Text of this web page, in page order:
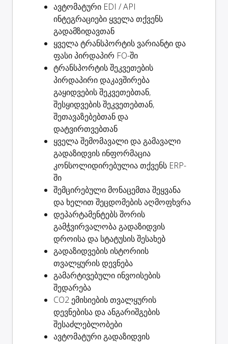
ავტომატური EDI / API
ინტეგრაციები ყველა თქვენს
გადამზიდავთან
ყველა ტრანსპორტის ვარიანტი და
ფასი პირდაპირ FO-ში
ტრანსპორტის შეკვეთების
პირდაპირი დაკავშირება
გაყიდვების შეკვეთებთან,
შესყიდვების შეკვეთებთან,
შეთავაზებებთან და
დატვირთვებთან
ყველა შემომავალი და გამავალი
გადაზიდვის ინფორმაცია
კონსოლიდირებულია თქვენს ERP-
ში
შემცირებული მონაცემთა შეყვანა
და ხელით შეცდომების აღმოფხვრა
დეპარტამენტებს შორის
გამჭვირვალობა გადაზიდვის
დროისა და სტატუსის შესახებ
გადაზიდვების ისტორიის
თვალყურის დევნება
გამარტივებული ინვოისების
შედარება
CO2 ემისიების თვალყურის
დევნებისა და ანგარიშგების
შესაძლებლობები
ავტომატური გადაზიდვის